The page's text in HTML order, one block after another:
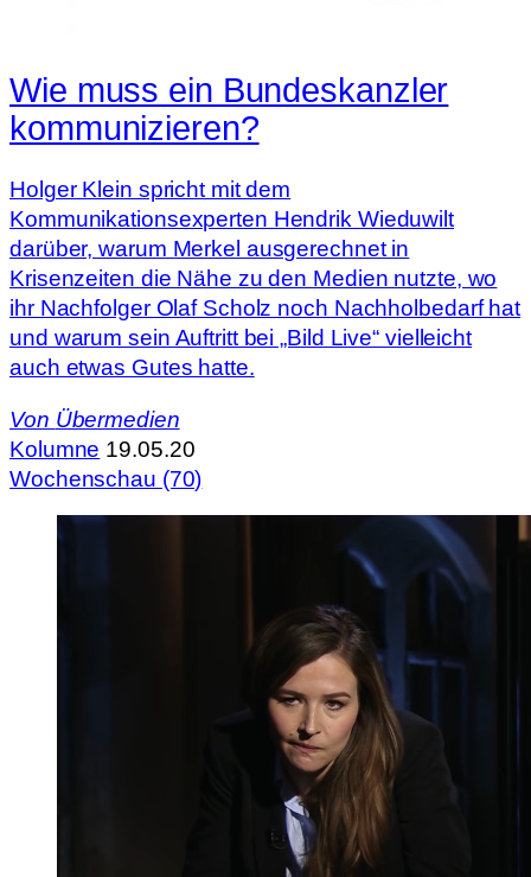
Wie muss ein Bundeskanzler
kommunizieren?
Holger Klein spricht mit dem
Kommunikationsexperten Hendrik Wieduwilt
darüber, warum Merkel ausgerechnet in
Krisenzeiten die Nähe zu den Medien nutzte, wo
ihr Nachfolger Olaf Scholz noch Nachholbedarf hat
und warum sein Auftritt bei „Bild Live“ vielleicht
auch etwas Gutes hatte.
Von Übermedien
Kolumne 19.05.20
Wochenschau (70)